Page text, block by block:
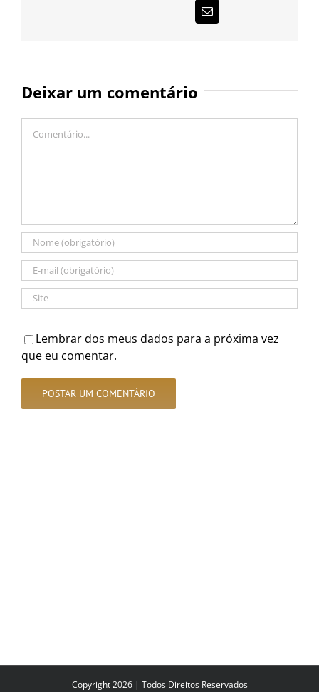
E-
mail
Deixar um comentário
Lembrar dos meus dados para a próxima vez
que eu comentar.
Copyright 2026 | Todos Direitos Reservados